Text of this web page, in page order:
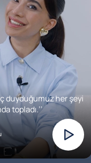
duyduğumuz her şeyi
topladı.’’